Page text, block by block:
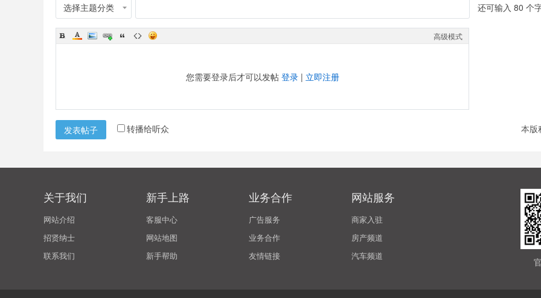
选择主题分类 还可输入 80 个
高级模式
您需要登录后才可以发帖 登录| 立即注册
本版
发表帖子 转播给听众
关于我们
网站介绍
招贤纳士
联系我们
新手上路
客服中心
网站地图
新手帮助
业务合作
广告服务
业务合作
友情链接
网站服务
商家入驻
房产频道
汽车频道